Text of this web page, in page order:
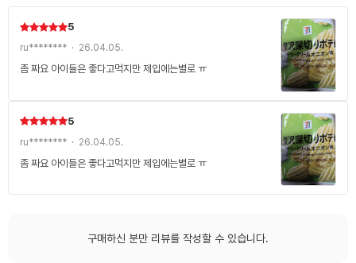
5
ru******** · 26.04.05.
좀 짜요 아이들은 좋다고먹지만 제입에는별로 ㅠ
5
ru******** · 26.04.05.
좀 짜요 아이들은 좋다고먹지만 제입에는별로 ㅠ
구매하신 분만 리뷰를 작성할 수 있습니다.